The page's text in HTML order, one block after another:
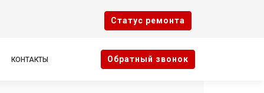
Cтатус ремонта
КОНТАКТЫ Oбратный звонок